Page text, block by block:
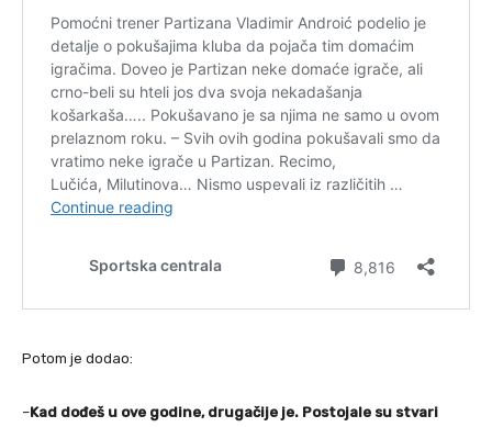
Potom je dodao:
–Kad dođeš u ove godine, drugačije je. Postojale su stvari